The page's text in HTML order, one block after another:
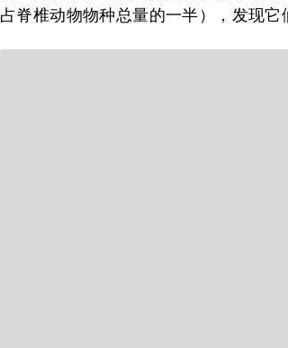
占脊椎动物物种总量的一半），发现它